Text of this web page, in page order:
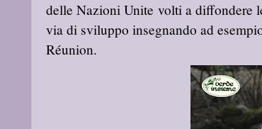
delle Nazioni Unite volti a diffondere
via di sviluppo insegnando ad
Réunion.